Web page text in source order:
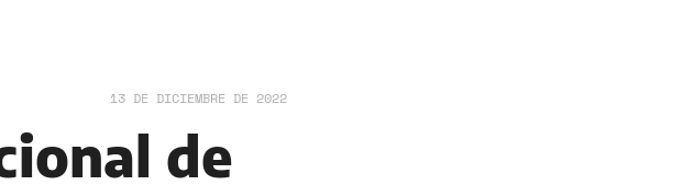
13 DE DICIEMBRE DE 2022
de